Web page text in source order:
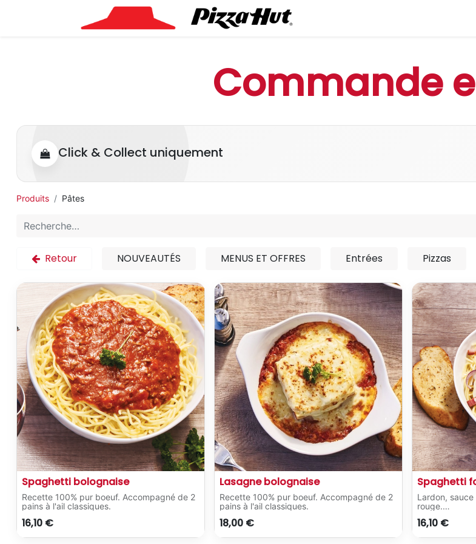
Commande
Click & Collect uniquement
Produits Pâtes
Retour NOUVEAUTÉS MENUS ET OFFRES Entrées Pizzas
Spaghetti bolognaise
Recette 100% pur boeuf. Accompagné de 2
pains à l'ail classiques.
16,10 €
Lasagne bolognaise
Recette 100% pur boeuf. Accompagné de 2
pains à l'ail classiques.
18,00 €
Spaghetti
Lardon,
rouge.
16,10 €